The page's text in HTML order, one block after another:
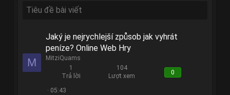
M
Jaký je nejrychlejší způsob jak vyhrát
peníze? Online Web Hry
MitziQuams
1
Trả lời
104
Lượt xem
0
05:43